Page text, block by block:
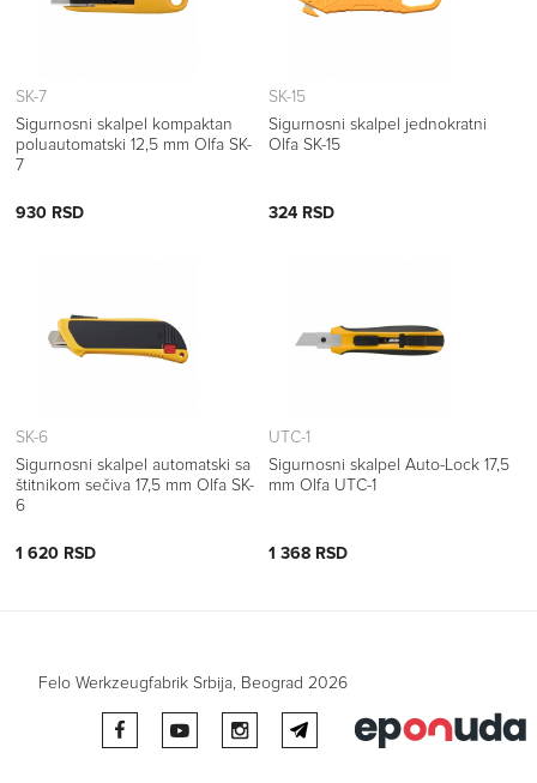
SK-7
Sigurnosni skalpel kompaktan
poluautomatski 12,5 mm Olfa SK-
7
930 RSD
SK-15
Sigurnosni skalpel jednokratni
Olfa SK-15
324 RSD
SK-6
Sigurnosni skalpel automatski sa
štitnikom sečiva 17,5 mm Olfa SK-
6
1 620 RSD
UTC-1
Sigurnosni skalpel Auto-Lock 17,5
mm Olfa UTC-1
1 368 RSD
Felo Werkzeugfabrik Srbija, Beograd 2026